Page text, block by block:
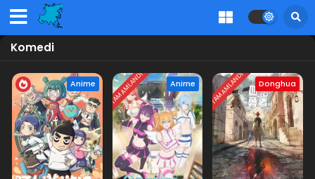
Komedi
Anime TAMAMLANDI Anime TAMAMLANDI Donghua